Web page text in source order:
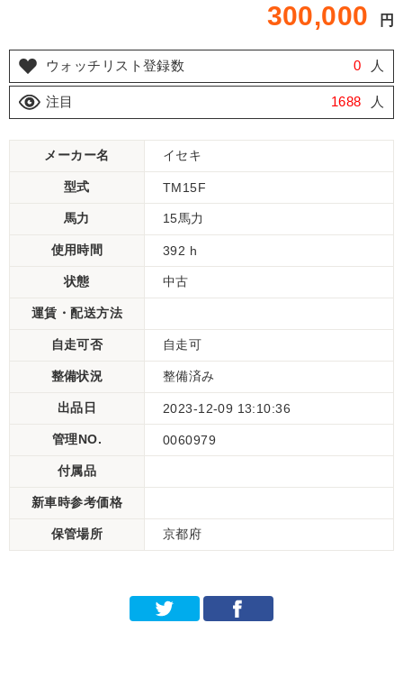
300,000 円
ウォッチリスト登録数 0 人
注目 1688 人
メーカー名 イセキ
型式 TM15F
馬力 15馬力
使用時間 392 h
状態 中古
運賃・配送方法
自走可否 自走可
整備状況 整備済み
出品日 2023-12-09 13:10:36
管理NO. 0060979
付属品
新車時参考価格
保管場所 京都府